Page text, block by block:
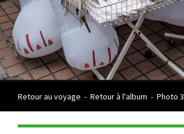
Retour au voyage - Retour à l'album - Photo